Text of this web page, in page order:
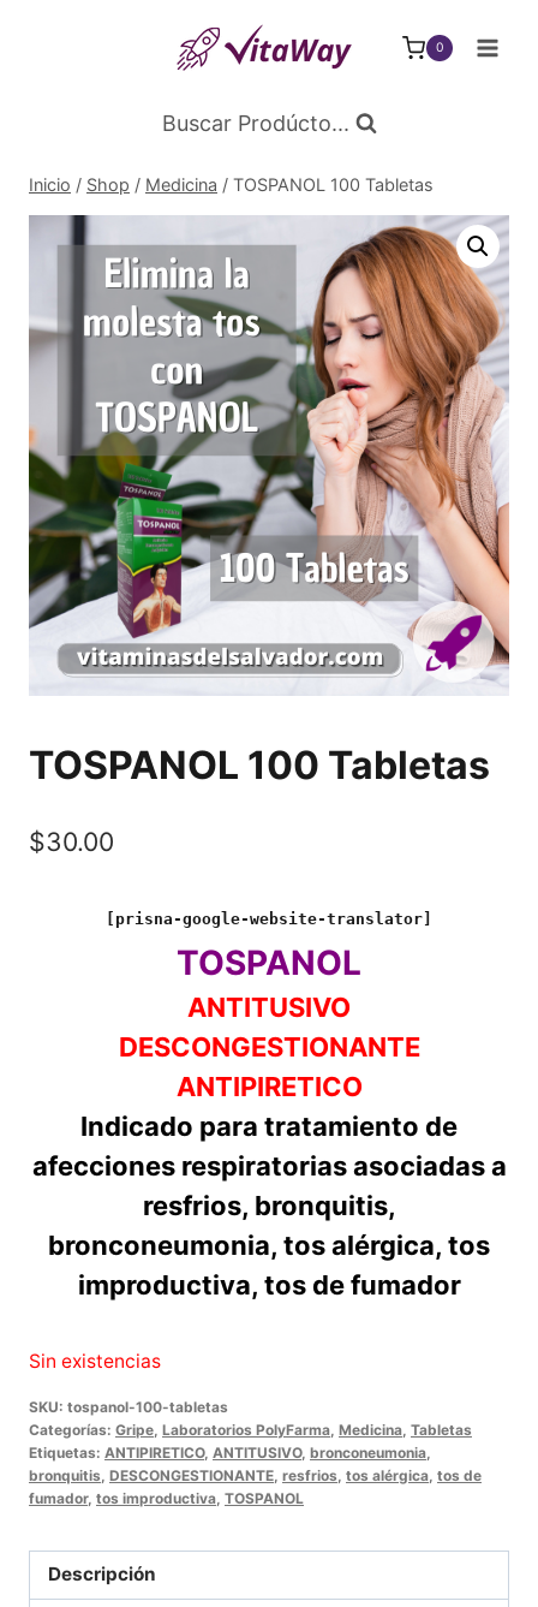
0
Buscar Prodúcto...
Inicio / Shop / Medicina / TOSPANOL 100 Tabletas
TOSPANOL 100 Tabletas
$30.00
[prisna-google-website-translator]
TOSPANOL
ANTITUSIVO
DESCONGESTIONANTE
ANTIPIRETICO
Indicado para tratamiento de
afecciones respiratorias asociadas a
resfrios, bronquitis,
bronconeumonia, tos alérgica, tos
improductiva, tos de fumador
Sin existencias
SKU: tospanol-100-tabletas
Categorías: Gripe Laboratorios PolyFarma Medicina Tabletas
Etiquetas: ANTIPIRETICO, ANTITUSIVO, bronconeumonia
bronquitis DESCONGESTIONANTE resfrios tos alérgica tos de
fumador, tos improductiva TOSPANOL
Descripción